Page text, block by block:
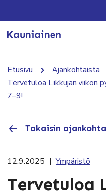
Etusivu
Ajankohtaista
Tervetuloa Liikkujan viikon
7–9!
Takaisin
12.9.2025 | Ympäristö
Tervetuloa